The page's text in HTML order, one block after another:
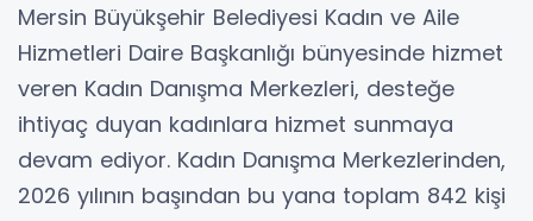
Mersin Büyükşehir Belediyesi Kadın ve Aile
Hizmetleri Daire Başkanlığı bünyesinde hizmet
veren Kadın Danışma Merkezleri, desteğe
ihtiyaç duyan kadınlara hizmet sunmaya
devam ediyor. Kadın Danışma Merkezlerinden,
2026 yılının başından bu yana toplam 842 kişi